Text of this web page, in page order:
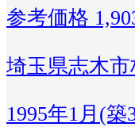
参考価格
埼玉県志木市
1995年1月(築